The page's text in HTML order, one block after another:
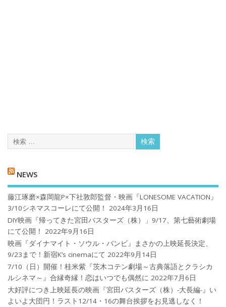
NEWS
藤江琢磨×森岡龍P×下社敦郎監督・映画『LONESOME VACATION』
3/10シネマスコーレにて公開！
2024年3月16日
DIY映画『帰ってきた宮田バスターズ（株）」9/17、第七藝術劇場
にて公開！
2022年9月16日
映画『ダイナマイト・ソウル・バンビ』まさかの上映延長決定、
9/23まで！新宿K’s cinemaにて 2022年9月14日
7/10（日）開催！桂米紫『茨木コテン劇場～古典落語とクラシカ
ルシネマ～』合縁奇縁！恋はいつでも偶然に 2022年7月6日
大好評につき上映延長の映画『宮田バスターズ（株）-大長編-』い
よいよ大団円！ラスト12/14・16の舞台挨拶をお見逃しなく！